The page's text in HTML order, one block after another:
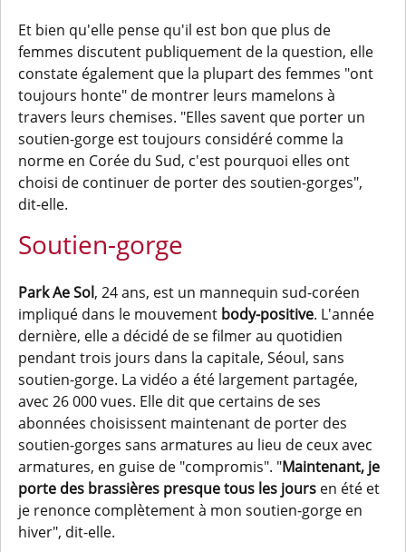
Et bien qu'elle pense qu'il est bon que plus de
femmes discutent publiquement de la question, elle
constate également que la plupart des femmes "ont
toujours honte" de montrer leurs mamelons à
travers leurs chemises. "Elles savent que porter un
soutien-gorge est toujours considéré comme la
norme en Corée du Sud, c'est pourquoi elles ont
choisi de continuer de porter des soutien-gorges",
dit-elle.
Soutien-gorge
Park Ae Sol, 24 ans, est un mannequin sud-coréen
impliqué dans le mouvement body-positive. L'année
dernière, elle a décidé de se filmer au quotidien
pendant trois jours dans la capitale, Séoul, sans
soutien-gorge. La vidéo a été largement partagée,
avec 26 000 vues. Elle dit que certains de ses
abonnées choisissent maintenant de porter des
soutien-gorges sans armatures au lieu de ceux avec
armatures, en guise de "compromis". "Maintenant, je
porte des brassières presque tous les jours en été et
je renonce complètement à mon soutien-gorge en
hiver", dit-elle.